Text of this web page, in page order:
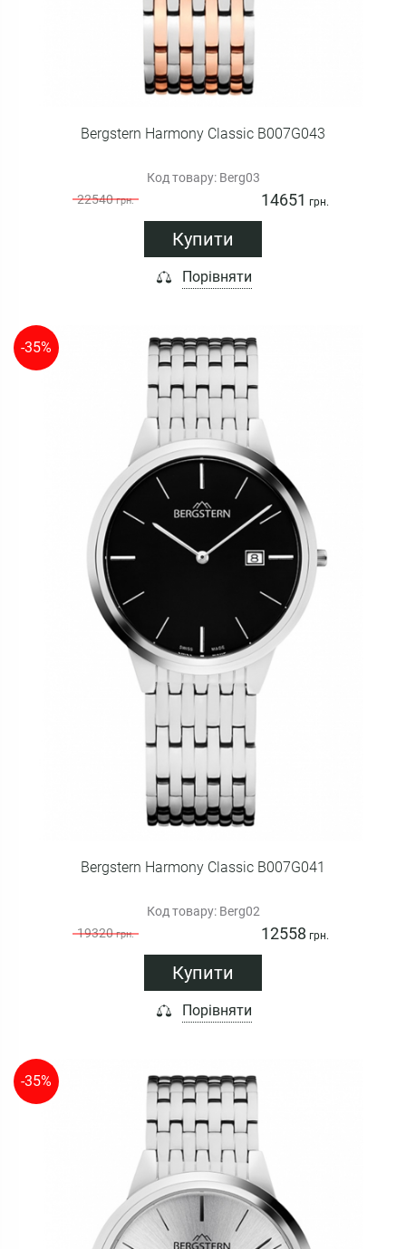
Bergstern Harmony Classic B007G043
Код товару: Berg03
22540грн. 14651 грн.
Купити
Порівняти
-35%
Bergstern Harmony Classic B007G041
Код товару: Berg02
19320грн. 12558 грн.
Купити
Порівняти
-35%